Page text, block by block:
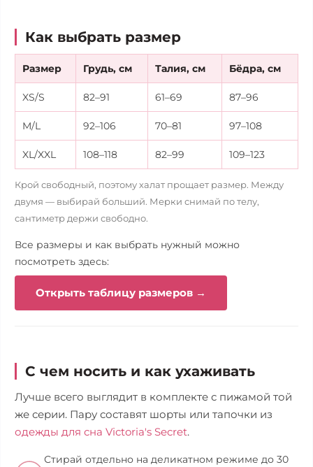
Как выбрать размер
Размер Грудь, см Талия, см Бёдра, см
XS/S 82–91 61–69 87–96
M/L 92–106 70–81 97–108
XL/XXL 108–118 82–99 109–123
Крой свободный, поэтому халат прощает размер. Между
двумя — выбирай больший. Мерки снимай по телу,
сантиметр держи свободно.
Все размеры и как выбрать нужный можно
посмотреть здесь:
Открыть таблицу размеров →
С чем носить и как ухаживать
Лучше всего выглядит в комплекте с пижамой той
же серии. Пару составят шорты или тапочки из
одежды для сна Victoria's Secret.
Стирай отдельно на деликатном режиме до 30